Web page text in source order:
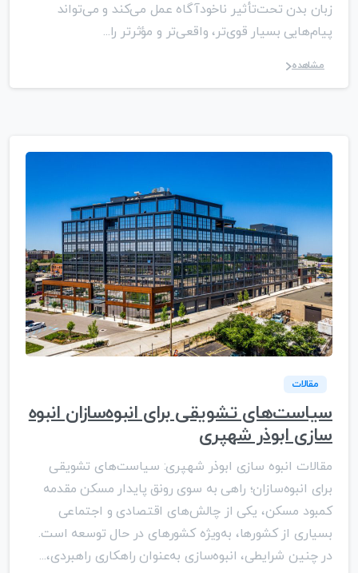
زبان بدن تحت‌تأثیر ناخودآگاه عمل می‌کند و می‌تواند
پیام‌هایی بسیار قوی‌تر، واقعی‌تر و مؤثرتر را...
مشاهده
مقالات
سیاست‌های تشویقی برای انبوه‌سازان انبوه
سازی ابوذر شهپری
مقالات انبوه سازی ابوذر شهپری: سیاست‌های تشویقی
برای انبوه‌سازان؛ راهی به سوی رونق پایدار مسکن مقدمه
کمبود مسکن، یکی از چالش‌های اقتصادی و اجتماعی
بسیاری از کشورها، به‌ویژه کشورهای در حال توسعه است.
در چنین شرایطی، انبوه‌سازی به‌عنوان راهکاری راهبردی،...